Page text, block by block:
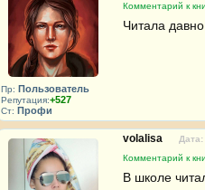
Пр: Пользователь
Репутация:+527
Ст: Профи
Комментарий к
Читала
volalisa
Комментарий к
В школе